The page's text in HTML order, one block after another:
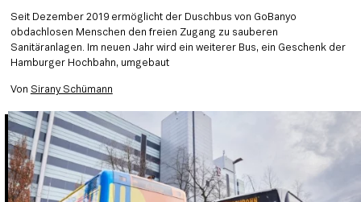
Seit Dezember 2019 ermöglicht der Duschbus von GoBanyo
obdachlosen Menschen den freien Zugang zu sauberen
Sanitäranlagen. Im neuen Jahr wird ein weiterer Bus, ein Geschenk der
Hamburger Hochbahn, umgebaut
Von Sirany Schümann